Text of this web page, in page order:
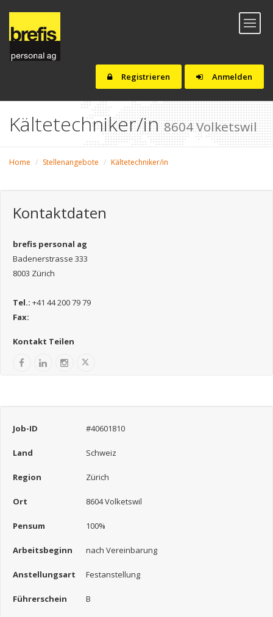
Anmelden
Registrieren
Toggle
Kältetechniker/in8604 Volketswil
Home Stellenangebote Kältetechniker/in
Kontaktdaten
brefis personal ag
Badenerstrasse 333
8003 Zürich
Tel.: +41 44 200 79 79
Fax:
Kontakt Teilen
Job-ID #40601810
Land Schweiz
Region Zürich
Ort 8604 Volketswil
Pensum 100%
Arbeitsbeginn nach Vereinbarung
Anstellungsart Festanstellung
Führerschein B